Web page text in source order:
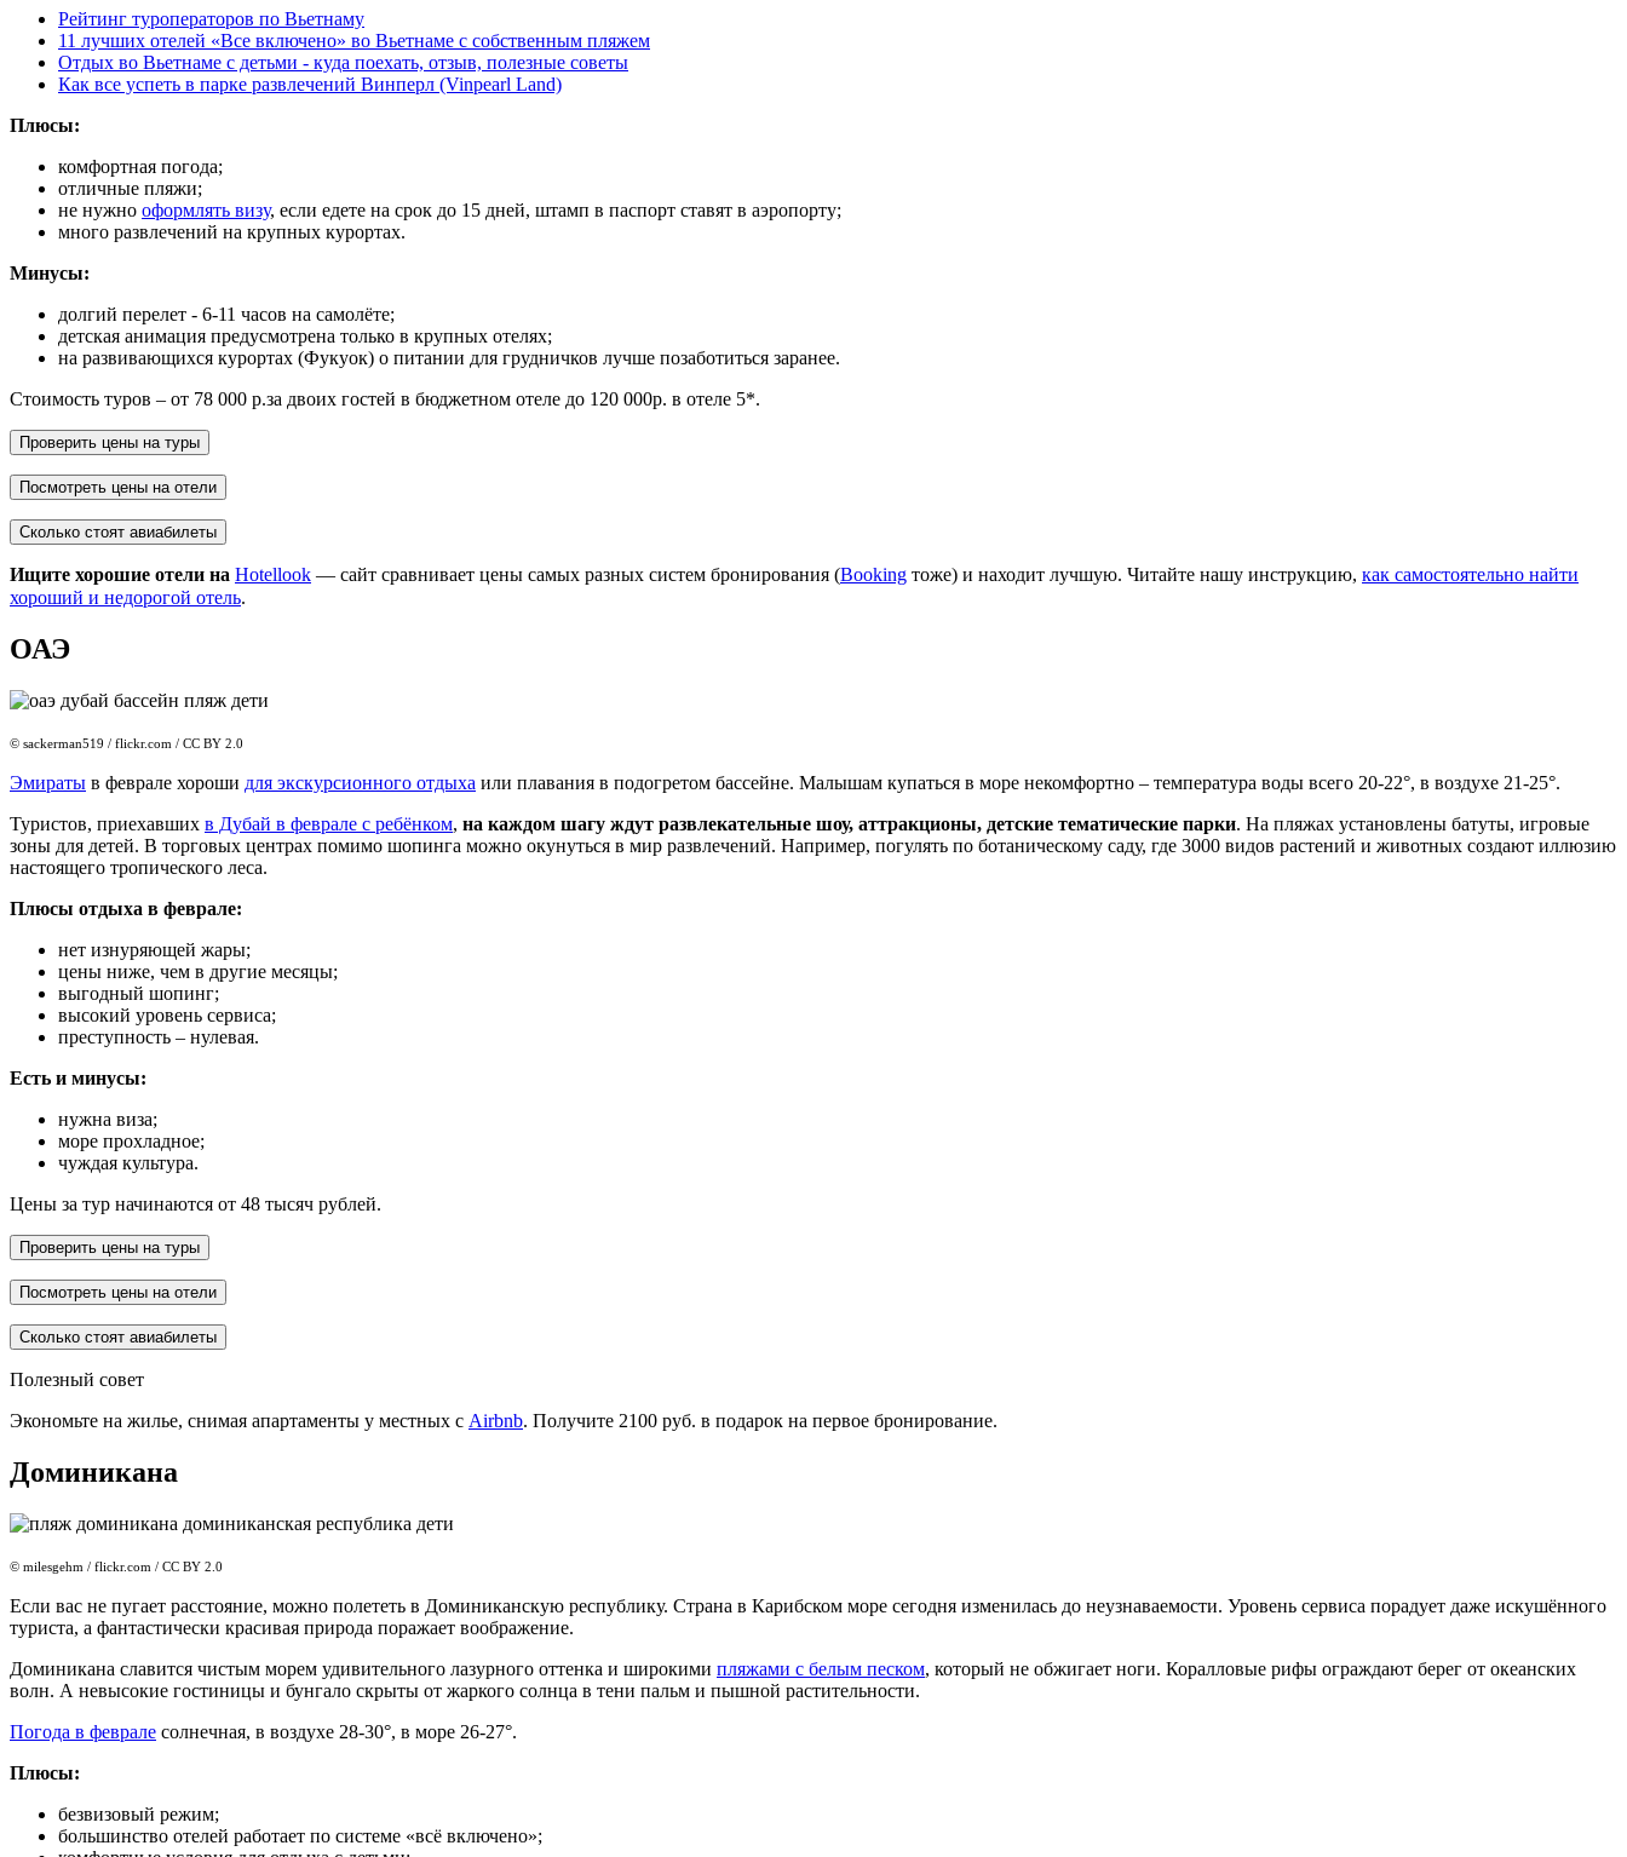
Рейтинг туроператоров по Вьетнаму
11 лучших отелей «Все включено» во Вьетнаме с собственным пляжем
Отдых во Вьетнаме с детьми - куда поехать, отзыв, полезные советы
Как все успеть в парке развлечений Винперл (Vinpearl Land)
Плюсы:
комфортная погода;
отличные пляжи;
не нужно оформлять визу, если едете на срок до 15 дней, штамп в паспорт ставят в аэропорту;
много развлечений на крупных курортах.
Минусы:
долгий перелет - 6-11 часов на самолёте;
детская анимация предусмотрена только в крупных отелях;
на развивающихся курортах (Фукуок) о питании для грудничков лучше позаботиться заранее.
Стоимость туров – от 78 000 р.за двоих гостей в бюджетном отеле до 120 000р. в отеле 5*.
Проверить цены на туры
Посмотреть цены на отели
Сколько стоят авиабилеты
Ищите хорошие отели на Hotellook — сайт сравнивает цены самых разных систем бронирования (Booking тоже) и находит лучшую. Читайте нашу инструкцию, как самостоятельно найти
хороший и недорогой отель.
ОАЭ
© sackerman519 / flickr.com / CC BY 2.0
Эмираты в феврале хороши для экскурсионного отдыха или плавания в подогретом бассейне. Малышам купаться в море некомфортно – температура воды всего 20-22°, в воздухе 21-25°.
Туристов, приехавших в Дубай в феврале с ребёнком, на каждом шагу ждут развлекательные шоу, аттракционы, детские тематические парки. На пляжах установлены батуты, игровые
зоны для детей. В торговых центрах помимо шопинга можно окунуться в мир развлечений. Например, погулять по ботаническому саду, где 3000 видов растений и животных создают иллюзию
настоящего тропического леса.
Плюсы отдыха в феврале:
нет изнуряющей жары;
цены ниже, чем в другие месяцы;
выгодный шопинг;
высокий уровень сервиса;
преступность – нулевая.
Есть и минусы:
нужна виза;
море прохладное;
чуждая культура.
Цены за тур начинаются от 48 тысяч рублей.
Проверить цены на туры
Посмотреть цены на отели
Сколько стоят авиабилеты
Полезный совет
Экономьте на жилье, снимая апартаменты у местных с Airbnb. Получите 2100 руб. в подарок на первое бронирование.
Доминикана
© milesgehm / flickr.com / CC BY 2.0
Если вас не пугает расстояние, можно полететь в Доминиканскую республику. Страна в Карибском море сегодня изменилась до неузнаваемости. Уровень сервиса порадует даже искушённого
туриста, а фантастически красивая природа поражает воображение.
Доминикана славится чистым морем удивительного лазурного оттенка и широкими пляжами с белым песком, который не обжигает ноги. Коралловые рифы ограждают берег от океанских
волн. А невысокие гостиницы и бунгало скрыты от жаркого солнца в тени пальм и пышной растительности.
Погода в феврале солнечная, в воздухе 28-30°, в море 26-27°.
Плюсы:
безвизовый режим;
большинство отелей работает по системе «всё включено»;